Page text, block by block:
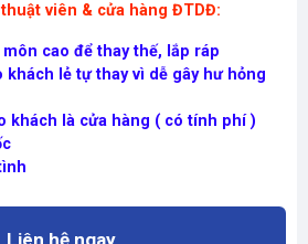
viên & cửa hàng ĐTDĐ:
cao để thay thế, lắp ráp
khách lẻ tự thay vì dễ gây hư hỏng
khách là cửa hàng ( có tính phí )
Liên hệ ngay